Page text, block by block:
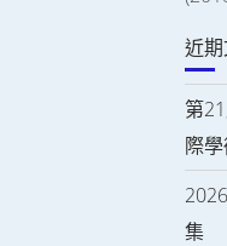
近
第
際
集